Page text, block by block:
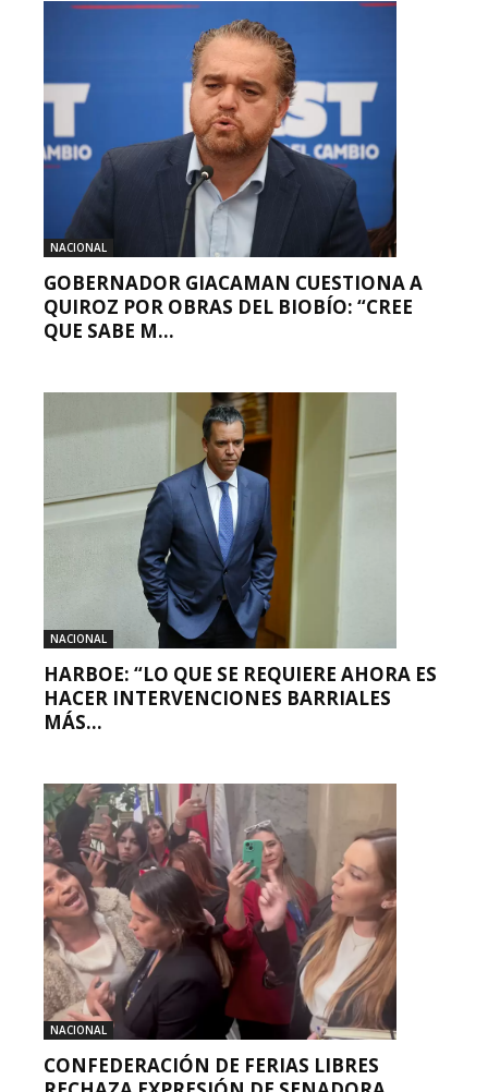
NACIONAL
GOBERNADOR GIACAMAN CUESTIONA A
QUIROZ POR OBRAS DEL BIOBÍO: “CREE
QUE SABE M...
NACIONAL
HARBOE: “LO QUE SE REQUIERE AHORA ES
HACER INTERVENCIONES BARRIALES
MÁS...
NACIONAL
CONFEDERACIÓN DE FERIAS LIBRES